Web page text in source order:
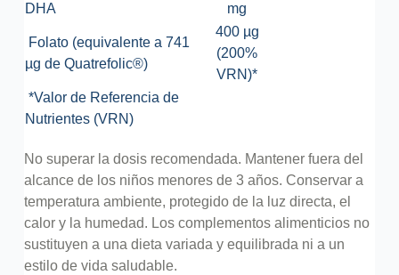
DHA
mg
Folato (equivalente a 741
µg de Quatrefolic®)
400 µg
(200%
VRN)*
*Valor de Referencia de
Nutrientes (VRN)
No superar la dosis recomendada. Mantener fuera del
alcance de los niños menores de 3 años. Conservar a
temperatura ambiente, protegido de la luz directa, el
calor y la humedad. Los complementos alimenticios no
sustituyen a una dieta variada y equilibrada ni a un
estilo de vida saludable.